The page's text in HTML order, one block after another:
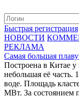
Быстрая регистрация
НОВОСТИ
РЕКЛАМА
Самая большая
Построена в Китае
небольшая её часть.
воде. Площадь
МВт. За состоянием